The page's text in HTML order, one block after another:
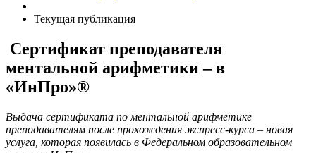
Текущая публикация
Сертификат преподавателя
ментальной арифметики – в
«ИнПро»®
Выдача сертификата по ментальной арифметике
преподавателям после прохождения экспресс-курса – новая
услуга, которая появилась в Федеральном образовательном